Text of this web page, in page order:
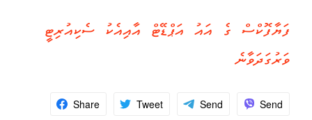
ފަޔާފޮކްސް ގެ އައު އަޕްޑޭޓް އާއިއެކު ސެކިއުރިޓީ
ވަރުގަދަވާނެ
Share Tweet Send Send